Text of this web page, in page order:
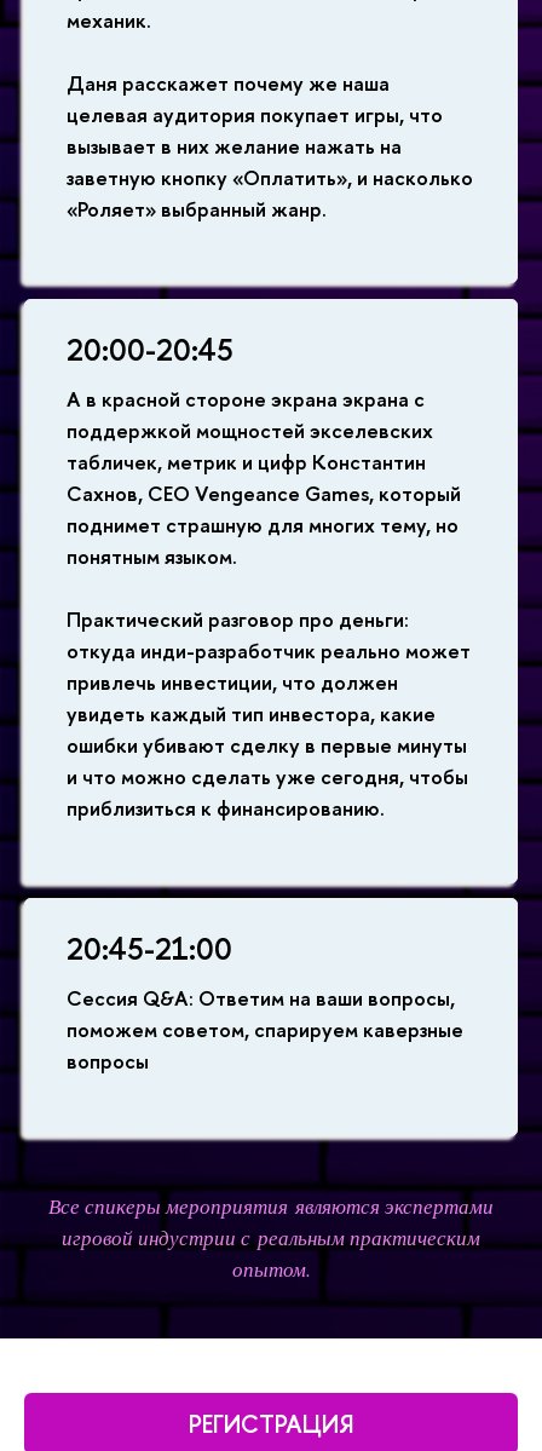
механик.
Даня расскажет почему же наша
целевая аудитория покупает игры, что
вызывает в них желание нажать на
заветную кнопку «Оплатить», и насколько
«Роляет» выбранный жанр.
20:00-20:45
А в красной стороне экрана экрана с
поддержкой мощностей экселевских
табличек, метрик и цифр Константин
Сахнов, CEO Vengeance Games, который
поднимет страшную для многих тему, но
понятным языком.
Практический разговор про деньги:
откуда инди-разработчик реально может
привлечь инвестиции, что должен
увидеть каждый тип инвестора, какие
ошибки убивают сделку в первые минуты
и что можно сделать уже сегодня, чтобы
приблизиться к финансированию.
20:45-21:00
Сессия Q&A: Ответим на ваши вопросы,
поможем советом, спарируем каверзные
вопросы
Все спикеры мероприятия являются экспертами
игровой индустрии с реальным практическим
опытом.
РЕГИСТРАЦИЯ